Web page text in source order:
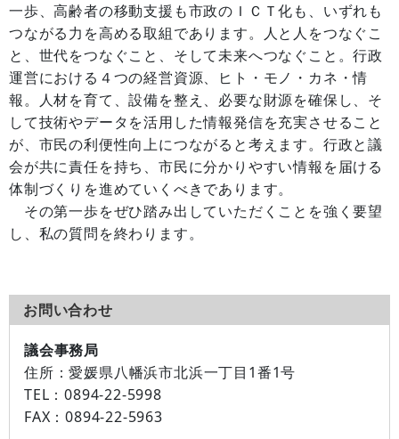
一歩、高齢者の移動支援も市政のＩＣＴ化も、いずれも
つながる力を高める取組であります。人と人をつなぐこ
と、世代をつなぐこと、そして未来へつなぐこと。行政
運営における４つの経営資源、ヒト・モノ・カネ・情
報。人材を育て、設備を整え、必要な財源を確保し、そ
して技術やデータを活用した情報発信を充実させること
が、市民の利便性向上につながると考えます。行政と議
会が共に責任を持ち、市民に分かりやすい情報を届ける
体制づくりを進めていくべきであります。
その第一歩をぜひ踏み出していただくことを強く要望
し、私の質問を終わります。
お問い合わせ
議会事務局
住所：愛媛県八幡浜市北浜一丁目1番1号
TEL：0894-22-5998
FAX：0894-22-5963